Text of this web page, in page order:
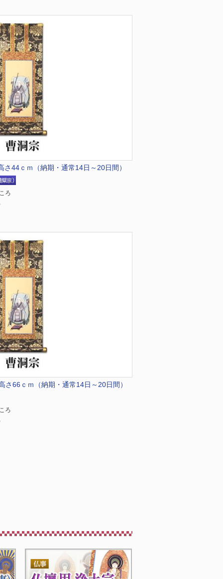
44ｃｍ（納期・通常14日～20日間）
ろ
66ｃｍ（納期・通常14日～20日間）
ろ